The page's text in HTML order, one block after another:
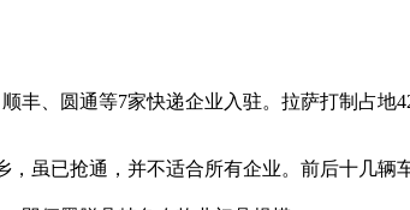
、圆通等7家快递企业入驻。拉萨打制占地
已抢通，并不适合所有企业。前后十几辆